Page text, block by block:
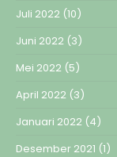
Juli 2022 (10)
Juni 2022 (3)
Mei 2022 (5)
April 2022 (3)
Januari 2022 (4)
Desember 2021 (1)